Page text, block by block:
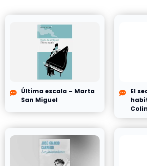
Última escala – Marta
San Miguel
El